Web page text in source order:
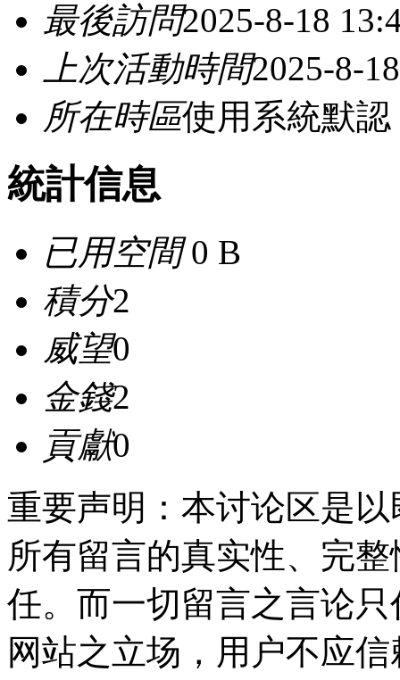
最後訪問2025-8-18
上次活動時間2025-8-
所在時區使用系統默認
統計信息
已用空間0 B
積分2
威望0
金錢2
貢獻0
重要声明：本讨论区是
所有留言的真实性、完
任。而一切留言之言论
网站之立场，用户不应